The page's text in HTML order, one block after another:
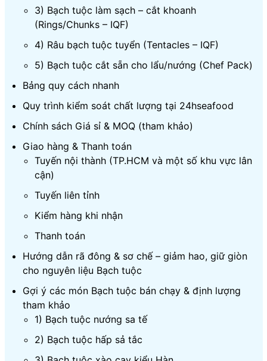
3) Bạch tuộc làm sạch – cắt khoanh
(Rings/Chunks – IQF)
4) Râu bạch tuộc tuyển (Tentacles – IQF)
5) Bạch tuộc cắt sẵn cho lẩu/nướng (Chef Pack)
Bảng quy cách nhanh
Quy trình kiểm soát chất lượng tại 24hseafood
Chính sách Giá sỉ & MOQ (tham khảo)
Giao hàng & Thanh toán
Tuyến nội thành (TP.HCM và một số khu vực lân
cận)
Tuyến liên tỉnh
Kiểm hàng khi nhận
Thanh toán
Hướng dẫn rã đông & sơ chế – giảm hao, giữ giòn
cho nguyên liệu Bạch tuộc
Gợi ý các món Bạch tuộc bán chạy & định lượng
tham khảo
1) Bạch tuộc nướng sa tế
2) Bạch tuộc hấp sả tắc